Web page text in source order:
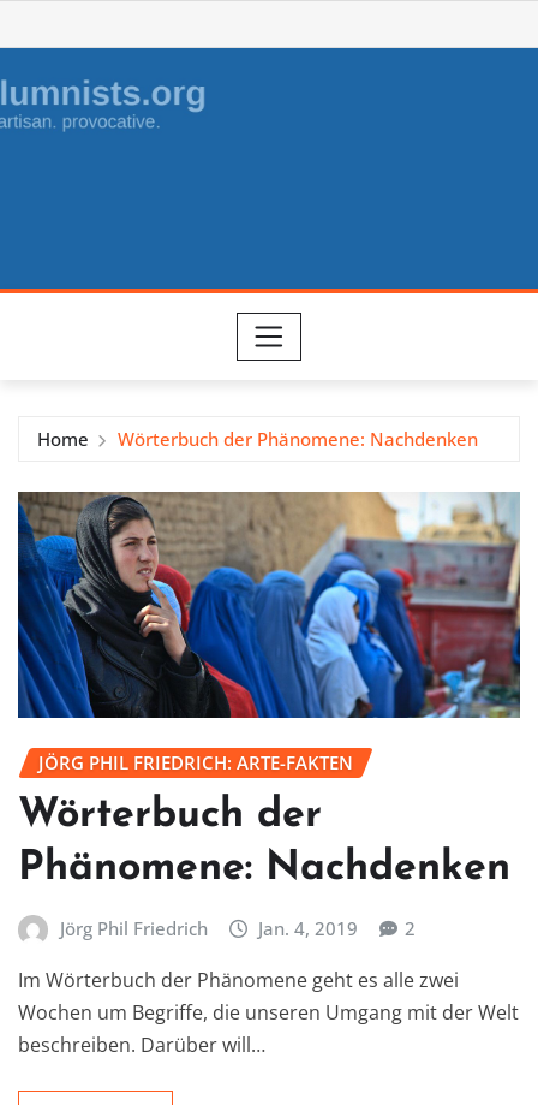
to
content
Home Wörterbuch der Phänomene: Nachdenken
JÖRG PHIL FRIEDRICH: ARTE-FAKTEN
Wörterbuch der
Phänomene: Nachdenken
Jörg Phil Friedrich Jan. 4, 2019 2
Im Wörterbuch der Phänomene geht es alle zwei
Wochen um Begriffe, die unseren Umgang mit der Welt
beschreiben. Darüber will…